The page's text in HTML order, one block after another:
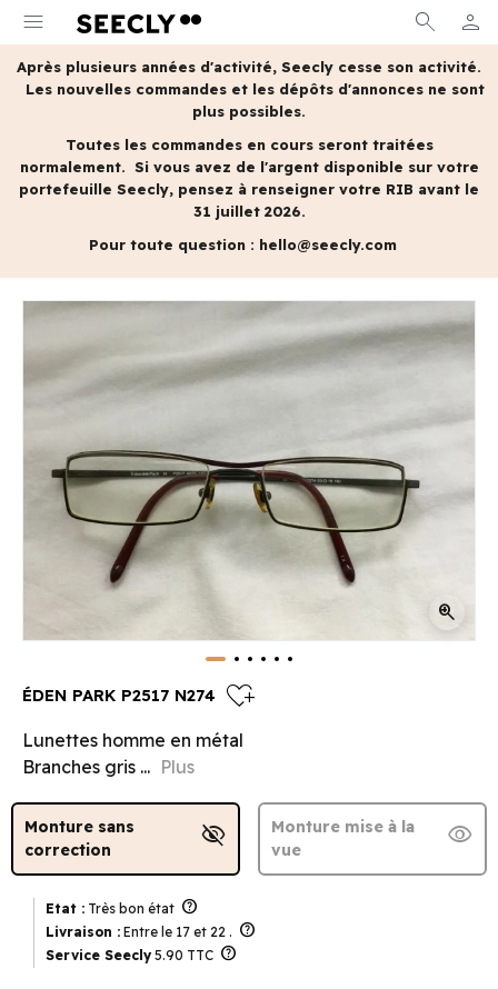
menu search person
MON
Après plusieurs années d'activité, Seecly cesse son activité.
Les nouvelles commandes et les dépôts d'annonces ne sont
plus possibles.
Toutes les commandes en cours seront traitées
normalement. Si vous avez de l'argent disponible sur votre
portefeuille Seecly, pensez à renseigner votre RIB avant le
31 juillet 2026.
Pour toute question : hello@seecly.com
zoom_in
ÉDEN PARK P2517 N274 heart_plus
Lunettes homme en métal
Branches gris ... Plus
Monture sans
correction
visibility_off
Monture mise à la
vue
visibility
Etat : Très bon état help
Livraison : Entre le 17 et 22 . help
Service Seecly 5.90 TTC help